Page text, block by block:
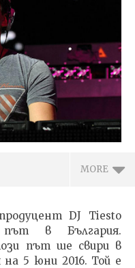
MORE
DJ Tiesto
в България.
път ше свири в
5 юни 2016. Той е